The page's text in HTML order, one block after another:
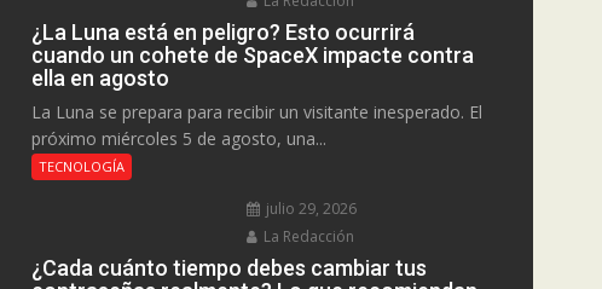
¿La Luna está en peligro? Esto ocurrirá
cuando un cohete de SpaceX impacte contra
ella en agosto
La Luna se prepara para recibir un visitante inesperado. El
próximo miércoles 5 de agosto, una...
TECNOLOGÍA
julio 29, 2026
La Redacción
¿Cada cuánto tiempo debes cambiar tus